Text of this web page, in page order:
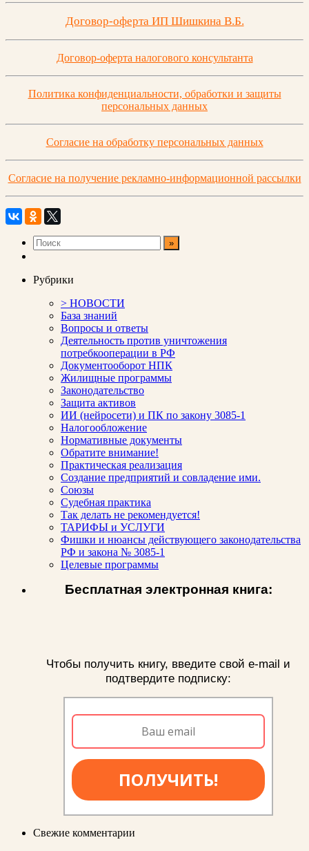
Договор-оферта ИП Шишкина В.Б.
Договор-оферта налогового консультанта
Политика конфиденциальности, обработки и защиты
персональных данных
Согласие на обработку персональных данных
Согласие на получение рекламно-информационной рассылки
Рубрики
> НОВОСТИ
База знаний
Вопросы и ответы
Деятельность против уничтожения
потребкооперации в РФ
Документооборот НПК
Жилищные программы
Законодательство
Защита активов
ИИ (нейросети) и ПК по закону 3085-1
Налогообложение
Нормативные документы
Обратите внимание!
Практическая реализация
Создание предприятий и совладение ими.
Союзы
Судебная практика
Так делать не рекомендуется!
ТАРИФЫ и УСЛУГИ
Фишки и нюансы действующего законодательства
РФ и закона № 3085-1
Целевые программы
Бесплатная электронная книга:
Чтобы получить книгу, введите свой e-mail и
подтвердите подписку:
ПОЛУЧИТЬ!
Свежие комментарии